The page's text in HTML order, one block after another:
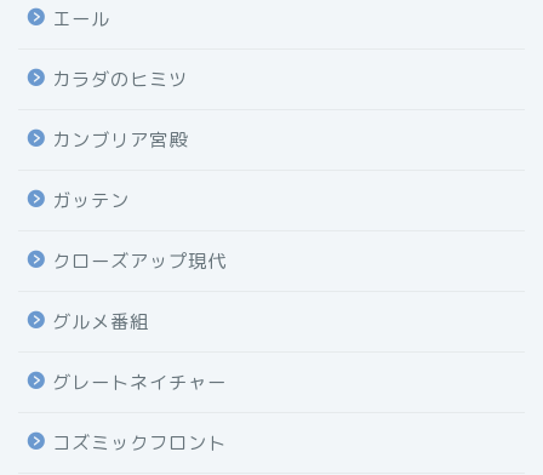
エール
カラダのヒミツ
カンブリア宮殿
ガッテン
クローズアップ現代
グルメ番組
グレートネイチャー
コズミックフロント